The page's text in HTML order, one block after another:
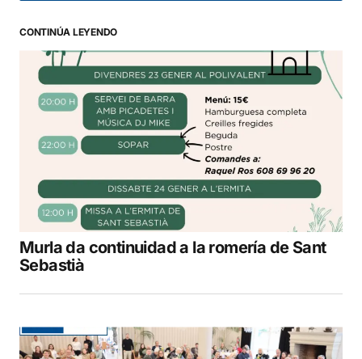
CONTINÚA LEYENDO
Murla da continuidad a la romería de Sant
Sebastià